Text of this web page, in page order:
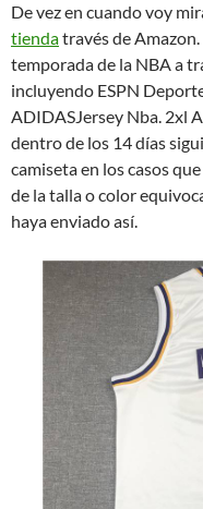
De vez en cuando voy
tiendatravés de
temporada de la NBA a
incluyendo ESPN
ADIDASJersey Nba. 2xl
dentro de los 14 días
camiseta en los casos
de la talla o color
haya enviado así.